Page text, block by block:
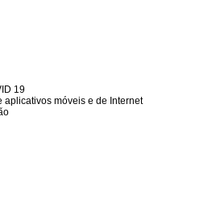
19
aplicativos móveis e de Internet